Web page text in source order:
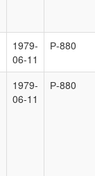
1979-
06-11
Р-880
1979-
06-11
Р-880